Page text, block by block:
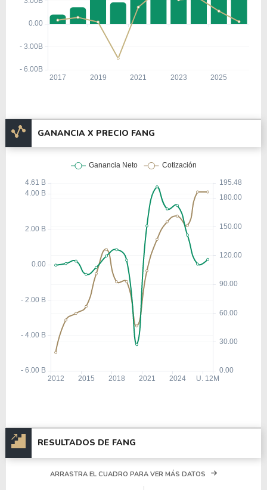
GANANCIA X PRECIO FANG
RESULTADOS DE FANG
ARRASTRA EL CUADRO PARA VER MÁS DATOS